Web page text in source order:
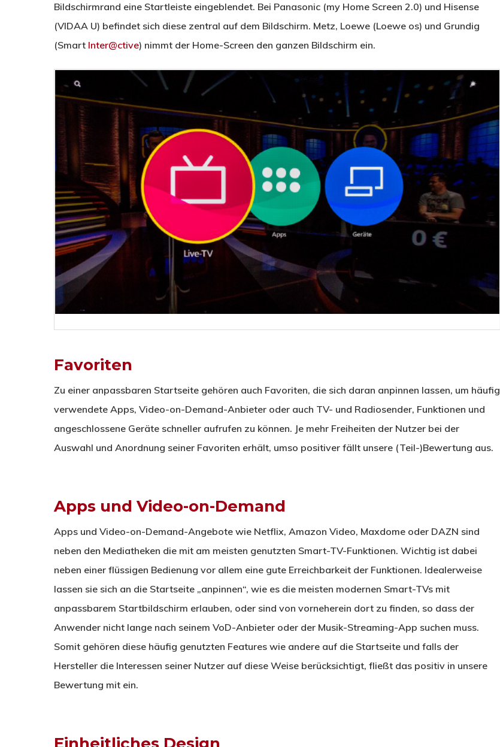
Bildschirmrand eine Startleiste eingeblendet. Bei Panasonic (my Home Screen 2.0) und Hisense
(VIDAA U) befindet sich diese zentral auf dem Bildschirm. Metz, Loewe (Loewe os) und Grundig
(Smart Inter@ctive) nimmt der Home-Screen den ganzen Bildschirm ein.
Favoriten
Zu einer anpassbaren Startseite gehören auch Favoriten, die sich daran anpinnen lassen, um häufig
verwendete Apps, Video-on-Demand-Anbieter oder auch TV- und Radiosender, Funktionen und
angeschlossene Geräte schneller aufrufen zu können. Je mehr Freiheiten der Nutzer bei der
Auswahl und Anordnung seiner Favoriten erhält, umso positiver fällt unsere (Teil-)Bewertung aus.
Apps und Video-on-Demand
Apps und Video-on-Demand-Angebote wie Netflix, Amazon Video, Maxdome oder DAZN sind
neben den Mediatheken die mit am meisten genutzten Smart-TV-Funktionen. Wichtig ist dabei
neben einer flüssigen Bedienung vor allem eine gute Erreichbarkeit der Funktionen. Idealerweise
lassen sie sich an die Startseite „anpinnen“, wie es die meisten modernen Smart-TVs mit
anpassbarem Startbildschirm erlauben, oder sind von vorneherein dort zu finden, so dass der
Anwender nicht lange nach seinem VoD-Anbieter oder der Musik-Streaming-App suchen muss.
Somit gehören diese häufig genutzten Features wie andere auf die Startseite und falls der
Hersteller die Interessen seiner Nutzer auf diese Weise berücksichtigt, fließt das positiv in unsere
Bewertung mit ein.
Einheitliches Design